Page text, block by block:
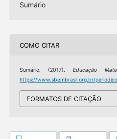
Sumário
COMO CITAR
Sumário. (2017). Educação
https://www.sbembrasil.org.br/
FORMATOS DE CITAÇÃO